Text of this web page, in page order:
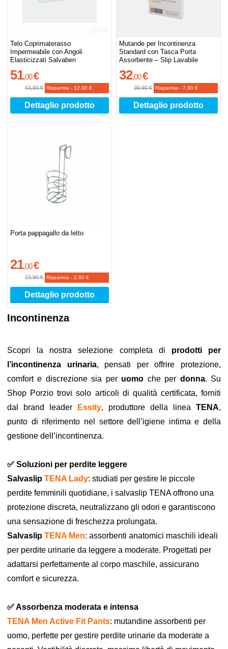
Telo Coprimaterasso
Impermeabile con Angoli
Elasticizzati Salvaben
51,00€
63,90 € Risparmia -12,90 €
Dettaglio prodotto
Mutande per Incontinenza
Standard con Tasca Porta
Assorbente – Slip Lavabile
32,00€
39,90 € Risparmia -7,90 €
Dettaglio prodotto
Porta pappagallo da letto
21,00€
23,90 € Risparmia -2,90 €
Dettaglio prodotto
Incontinenza
Scopri la nostra selezione completa di prodotti per
l’incontinenza urinaria, pensati per offrire protezione,
comfort e discrezione sia per uomo che per donna. Su
Shop Porzio trovi solo articoli di qualità certificata, forniti
dal brand leader
Essity, produttore della linea TENA,
punto di riferimento nel settore dell’igiene intima e della
gestione dell’incontinenza.
✅ Soluzioni per perdite leggere
Salvaslip TENA Lady: studiati per gestire le piccole
perdite femminili quotidiane, i salvaslip TENA offrono una
protezione discreta, neutralizzano gli odori e garantiscono
una sensazione di freschezza prolungata.
Salvaslip TENA Men: assorbenti anatomici maschili ideali
per perdite urinarie da leggere a moderate. Progettati per
adattarsi perfettamente al corpo maschile, assicurano
comfort e sicurezza.
✅ Assorbenza moderata e intensa
TENA Men Active Fit Pants: mutandine assorbenti per
uomo, perfette per gestire perdite urinarie da moderate a